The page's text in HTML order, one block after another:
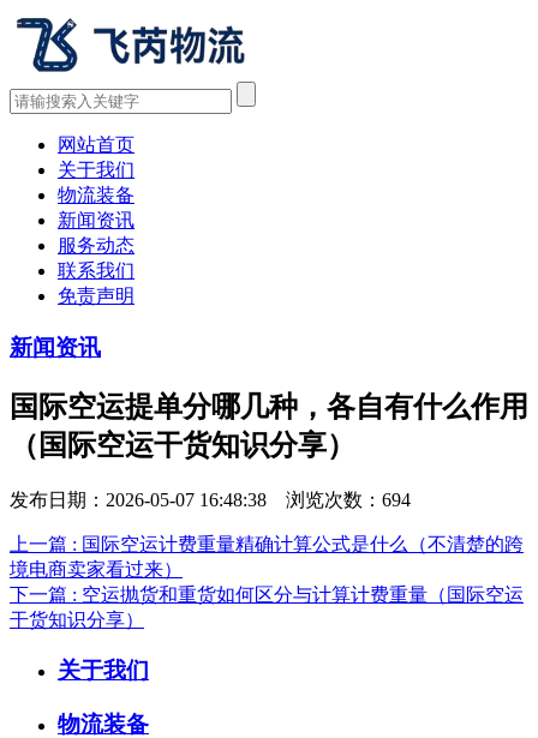
网站首页
关于我们
物流装备
新闻资讯
服务动态
联系我们
免责声明
新闻资讯
国际空运提单分哪几种，各自有什么作用
（国际空运干货知识分享）
发布日期：2026-05-07 16:48:38 浏览次数： 694
上一篇 : 国际空运计费重量精确计算公式是什么（不清楚的跨
境电商卖家看过来）
下一篇 : 空运抛货和重货如何区分与计算计费重量（国际空运
干货知识分享）
关于我们
物流装备